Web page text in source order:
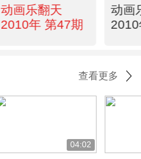
动画乐翻天
2010年 第47期
动画
查看更多
04:02